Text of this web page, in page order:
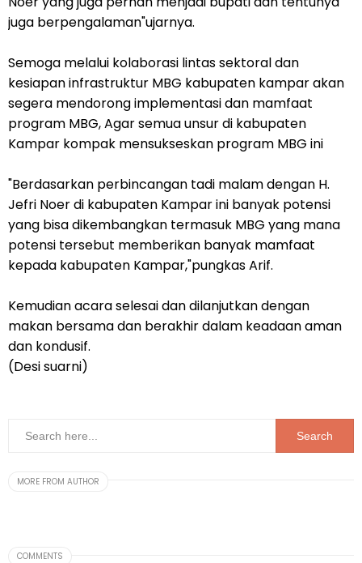
juga berpengalaman"ujarnya.
Semoga melalui kolaborasi lintas sektoral dan
kesiapan infrastruktur MBG kabupaten kampar akan
segera mendorong implementasi dan mamfaat
program MBG, Agar semua unsur di kabupaten
Kampar kompak mensukseskan program MBG ini
"Berdasarkan perbincangan tadi malam dengan H.
Jefri Noer di kabupaten Kampar ini banyak potensi
yang bisa dikembangkan termasuk MBG yang mana
potensi tersebut memberikan banyak mamfaat
kepada kabupaten Kampar,"pungkas Arif.
Kemudian acara selesai dan dilanjutkan dengan
makan bersama dan berakhir dalam keadaan aman
dan kondusif.
(Desi suarni)
MORE FROM AUTHOR
COMMENTS